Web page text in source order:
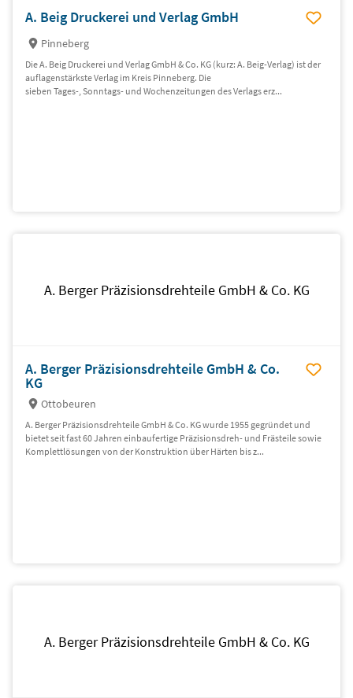
A. Beig Druckerei und Verlag GmbH
Pinneberg
Die A. Beig Druckerei und Verlag GmbH & Co. KG (kurz: A. Beig-Verlag) ist der
auflagenstärkste Verlag im Kreis Pinneberg. Die
sieben Tages-, Sonntags- und Wochenzeitungen des Verlags erz...
A. Berger Präzisionsdrehteile GmbH & Co. KG
A. Berger Präzisionsdrehteile GmbH & Co.
KG
Ottobeuren
A. Berger Präzisionsdrehteile GmbH & Co. KG wurde 1955 gegründet und
bietet seit fast 60 Jahren einbaufertige Präzisionsdreh- und Frästeile sowie
Komplettlösungen von der Konstruktion über Härten bis z...
A. Berger Präzisionsdrehteile GmbH & Co. KG